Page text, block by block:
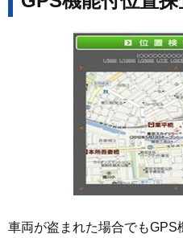
車両が盗まれた場合でもGPS